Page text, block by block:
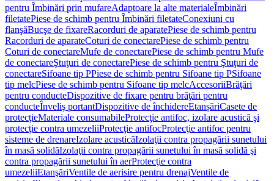
pentru Îmbinări prin mufareAdaptoare la alte materialeÎmbinări
filetatePiese de schimb pentru Îmbinări filetateConexiuni cu
flanşăBucşe de fixareRacorduri de aparatePiese de schimb pentru
Racorduri de aparateCoturi de conectarePiese de schimb pentru
Coturi de conectareMufe de conectarePiese de schimb pentru Mufe
de conectareŞtuţuri de conectarePiese de schimb pentru Ştuţuri de
conectareSifoane tip PPiese de schimb pentru Sifoane tip PSifoane
tip melcPiese de schimb pentru Sifoane tip melcAccesoriiBrăţări
pentru conducteDispozitive de fixare pentru brăţări pentru
conducteÎnveliş portantDispozitive de închidereEtanșăriCasete de
protecţieMateriale consumabileProtecţie antifoc, izolare acustică şi
protecţie contra umezeliiProtecţie antifocProtecţie antifoc pentru
sisteme de drenareIzolare acusticăIzolaţii contra propagării sunetului
în masă solidăIzolaţii contra propagării sunetului în masă solidă şi
contra propagării sunetului în aerProtecţie contra
umezeliiEtanşăriVentile de aerisire pentru drenajVentile de